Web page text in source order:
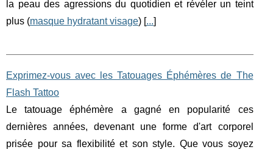
la peau des agressions du quotidien et révéler un teint
plus (masque hydratant visage) [...]
Exprimez-vous avec les Tatouages Éphémères de The
Flash Tattoo
Le tatouage éphémère a gagné en popularité ces
dernières années, devenant une forme d'art corporel
prisée pour sa flexibilité et son style. Que vous soyez